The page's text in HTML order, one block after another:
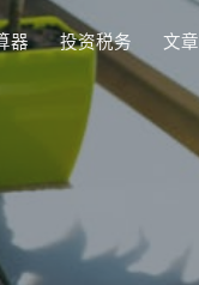
器 投资税务 文章